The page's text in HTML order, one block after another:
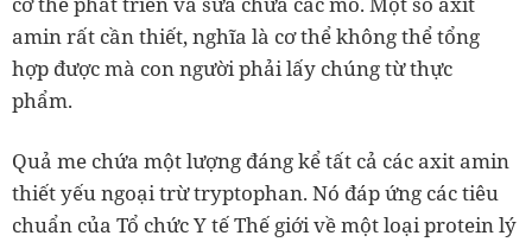
amin rất cần thiết, nghĩa là cơ thể không thể tổng
hợp được mà con người phải lấy chúng từ thực
phẩm.
Quả me chứa một lượng đáng kể tất cả các axit amin
thiết yếu ngoại trừ tryptophan. Nó đáp ứng các tiêu
chuẩn của Tổ chức Y tế Thế giới về một loại protein lý